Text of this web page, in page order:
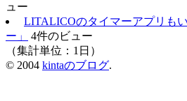
ュー
LITALICOのタイマーアプリも
ー」
4件のビュー
（集計単位：1日）
© 2004 kintaのブログ.